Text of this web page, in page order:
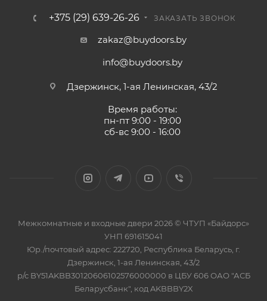
+375 (29) 639-26-26 ЗАКАЗАТЬ ЗВОНОК
zakaz@buydoors.by
info@buydoors.by
Дзержинск, 1-ая Ленинская, 43/2
Время работы:
пн-пт 9:00 - 19:00
сб-вс 9:00 - 16:00
Межкомнатные и входные двери 2026 © ЧТУП «Байдорс»
УНП 691615041
Юр./почтовый адрес: 222720, Республика Беларусь, г.
Дзержинск, 1-ая Ленинская, 43/2
р/с BY51AKBB30120606102576000000 в ЦБУ 606 ОАО "АСБ
Беларусбанк", код AKBBBY2X